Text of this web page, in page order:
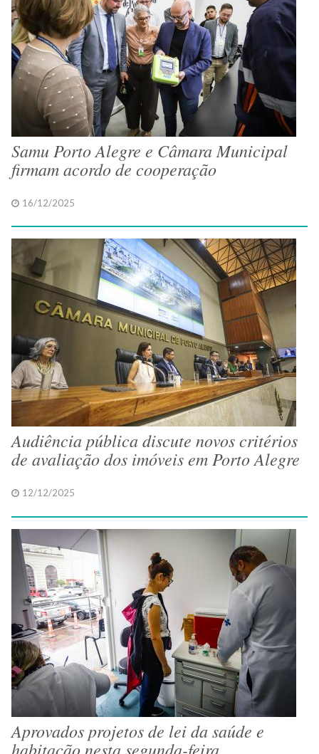
Samu Porto Alegre e Câmara Municipal
firmam acordo de cooperação
16/12/2025
Audiência pública discute novos critérios
de avaliação dos imóveis em Porto Alegre
12/12/2025
Aprovados projetos de lei da saúde e
habitação nesta segunda-feira